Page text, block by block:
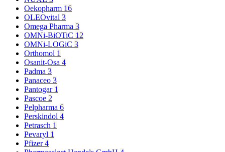
Oekopharm 16
OLEOvital 3
Omega Pharma 3
OMNi-BiOTiC 12
OMNi-LOGiC 3
Orthomol 1
Osanit-Osa 4
Padma 3
Panaceo 3
Pantogar 1
Pascoe 2
Pelpharma 6
Perskindol 4
Petrasch 1
Pevaryl 1
Pfizer4